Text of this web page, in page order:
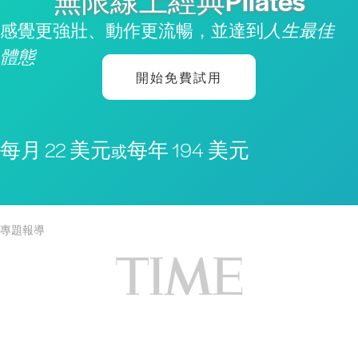
感覺更強壯、動作更流暢，並達到人生最佳
體態
開始免費試用
每月 22 美元或每年 194 美元
專題報導